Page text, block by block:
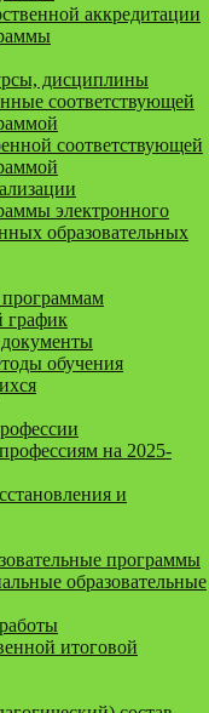
аккредитации
дисциплины
соответствующей
соответствующей
электронного
образовательных
график
обучения
на 2025-
и
программы
образовательные
итоговой